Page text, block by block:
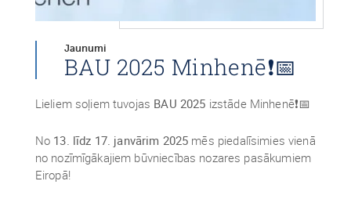
Jaunumi
BAU 2025 Minhenē❗📅
Lieliem soļiem tuvojas BAU 2025 izstāde Minhenē❗📅
No 13. līdz 17. janvārim 2025 mēs piedalīsimies vienā
no nozīmīgākajiem būvniecības nozares pasākumiem
Eiropā!